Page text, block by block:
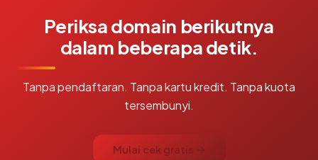
Periksa domain berikutnya
dalam beberapa detik.
Tanpa pendaftaran. Tanpa kartu kredit. Tanpa kuota
tersembunyi.
Mulai cek gratis →